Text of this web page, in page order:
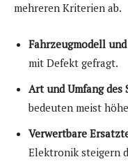
mehreren Kriterien ab.
Fahrzeugmodell
mit Defekt gefragt.
Art und Umfang des
bedeuten meist
Verwertbare
Elektronik steigern